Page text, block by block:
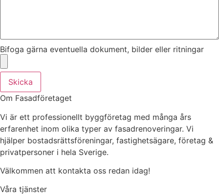
Bifoga gärna eventuella dokument, bilder eller ritningar
Skicka
Om Fasadföretaget
Vi är ett professionellt byggföretag med många års
erfarenhet inom olika typer av fasadrenoveringar. Vi
hjälper bostadsrättsföreningar, fastighetsägare, företag &
privatpersoner i hela Sverige.
Välkommen att kontakta oss redan idag!
Våra tjänster